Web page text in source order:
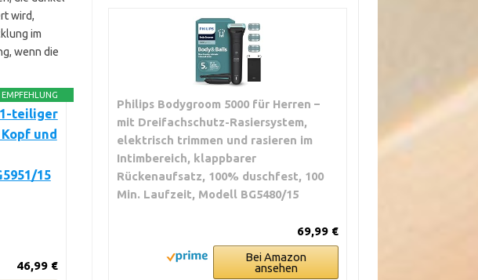
wird,
im
wenn die
EMPFEHLUNG
teiliger
und
15
46,99 €
Philips Bodygroom 5000 für Herren –
mit Dreifachschutz-Rasiersystem,
elektrisch trimmen und rasieren im
Intimbereich, klappbarer
Rückenaufsatz, 100% duschfest, 100
Min. Laufzeit, Modell BG5480/15
69,99 €
Bei Amazon
ansehen